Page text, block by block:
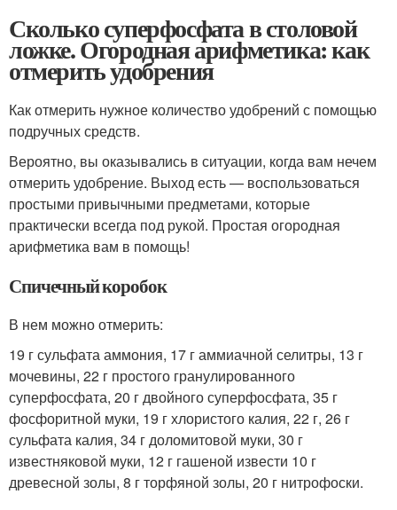
Сколько суперфосфата в столовой
ложке. Огородная арифметика: как
отмерить удобрения
Как отмерить нужное количество удобрений с помощью
подручных средств.
Вероятно, вы оказывались в ситуации, когда вам нечем
отмерить удобрение. Выход есть — воспользоваться
простыми привычными предметами, которые
практически всегда под рукой. Простая огородная
арифметика вам в помощь!
Спичечный коробок
В нем можно отмерить:
19 г сульфата аммония, 17 г аммиачной селитры, 13 г
мочевины, 22 г простого гранулированного
суперфосфата, 20 г двойного суперфосфата, 35 г
фосфоритной муки, 19 г хлористого калия, 22 г, 26 г
сульфата калия, 34 г доломитовой муки, 30 г
известняковой муки, 12 г гашеной извести 10 г
древесной золы, 8 г торфяной золы, 20 г нитрофоски.